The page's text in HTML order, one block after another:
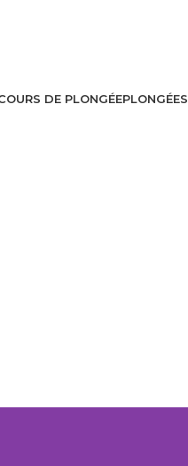
DE PLONGÉEPLONGÉES